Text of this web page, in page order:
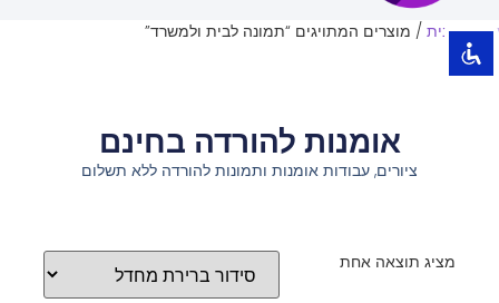
צבע רקע
zoom_out
הקטנת גופן
הגדלת גופן
ניגודיות בהירה
עמוד הבית / מוצרים המתויגים “תמונה לבית ולמשרד”
אומנות להורדה בחינם
ציורים, עבודות אומנות ותמונות להורדה ללא תשלום
מציג תוצאה אחת